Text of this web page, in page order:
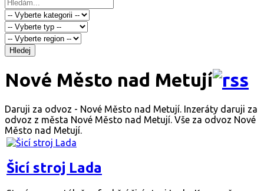
Hledej
Nové Město nad Metují
Daruji za odvoz - Nové Město nad Metují. Inzeráty daruji za
odvoz z města Nové Město nad Metují. Vše za odvoz Nové
Město nad Metují.
Šicí stroj Lada